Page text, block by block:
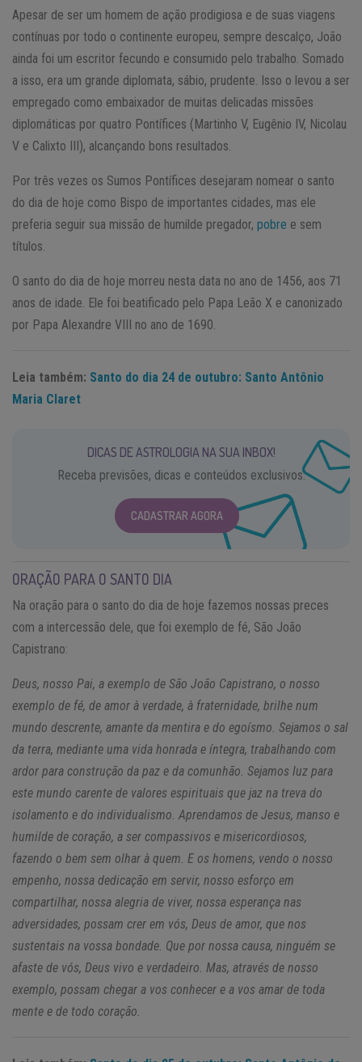
Apesar de ser um homem de ação prodigiosa e de suas viagens
contínuas por todo o continente europeu, sempre descalço, João
ainda foi um escritor fecundo e consumido pelo trabalho. Somado
a isso, era um grande diplomata, sábio, prudente. Isso o levou a ser
empregado como embaixador de muitas delicadas missões
diplomáticas por quatro Pontífices (Martinho V, Eugênio IV, Nicolau
V e Calixto III), alcançando bons resultados.
Por três vezes os Sumos Pontífices desejaram nomear o santo
do dia de hoje como Bispo de importantes cidades, mas ele
preferia seguir sua missão de humilde pregador, pobre e sem
títulos.
O santo do dia de hoje morreu nesta data no ano de 1456, aos 71
anos de idade. Ele foi beatificado pelo Papa Leão X e canonizado
por Papa Alexandre VIII no ano de 1690.
Leia também: Santo do dia 24 de outubro: Santo Antônio
Maria Claret
DICAS DE ASTROLOGIA NA SUA INBOX!
Receba previsões, dicas e conteúdos exclusivos.
CADASTRAR AGORA
ORAÇÃO PARA O SANTO DIA
Na oração para o santo do dia de hoje fazemos nossas preces
com a intercessão dele, que foi exemplo de fé, São João
Capistrano:
Deus, nosso Pai, a exemplo de São João Capistrano, o nosso
exemplo de fé, de amor à verdade, à fraternidade, brilhe num
mundo descrente, amante da mentira e do egoísmo. Sejamos o sal
da terra, mediante uma vida honrada e íntegra, trabalhando com
ardor para construção da paz e da comunhão. Sejamos luz para
este mundo carente de valores espirituais que jaz na treva do
isolamento e do individualismo. Aprendamos de Jesus, manso e
humilde de coração, a ser compassivos e misericordiosos,
fazendo o bem sem olhar à quem. E os homens, vendo o nosso
empenho, nossa dedicação em servir, nosso esforço em
compartilhar, nossa alegria de viver, nossa esperança nas
adversidades, possam crer em vós, Deus de amor, que nos
sustentais na vossa bondade. Que por nossa causa, ninguém se
afaste de vós, Deus vivo e verdadeiro. Mas, através de nosso
exemplo, possam chegar a vos conhecer e a vos amar de toda
mente e de todo coração.